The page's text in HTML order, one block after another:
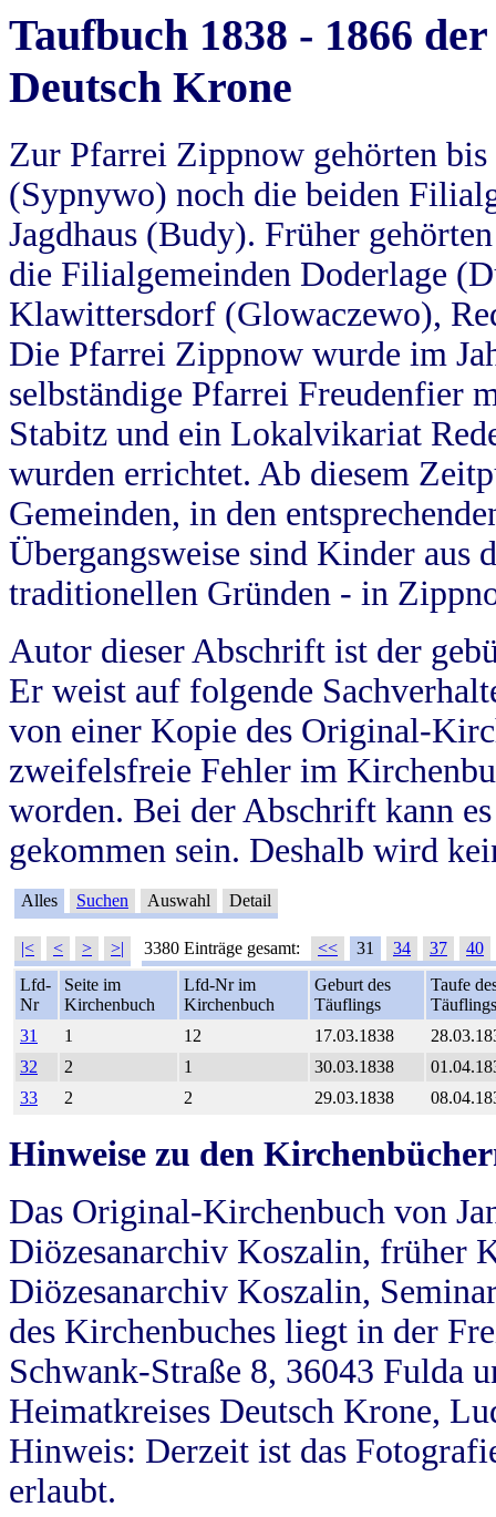
Taufbuch 1838 - 1866
Deutsch Krone
Zur Pfarrei Zippnow gehörten
(Sypnywo) noch die beiden
Jagdhaus (Budy). Früher
die Filialgemeinden Doderlage
Klawittersdorf (Glowaczewo),
Die Pfarrei Zippnow wurde im
selbständige Pfarrei Freudenfier
Stabitz und ein Lokalvikariat
wurden errichtet. Ab diesem
Gemeinden, in den
Übergangsweise sind Kinder aus
traditionellen Gründen - in
Autor dieser Abschrift ist der
Er weist auf folgende
von einer Kopie des Original-
zweifelsfreie Fehler im
worden. Bei der Abschrift kann
gekommen sein. Deshalb wird
Alles Suchen Auswahl Detail
|< < > >| 3380 Einträge gesamt: << 31 34 37
40
Lfd-
Nr
Seite im
Kirchenbuch
Lfd-Nr im
Kirchenbuch
Geburt des
Täuflings
Taufe
Täuflings
31
1 12 17.03.1838
32
2 1 30.03.1838
33
2 2 29.03.1838
Hinweise zu den
Das Original-Kirchenbuch von
Diözesanarchiv Koszalin, früher
Diözesanarchiv Koszalin,
des Kirchenbuches liegt in der
Schwank-Straße 8, 36043 Fulda
Heimatkreises Deutsch Krone,
Hinweis: Derzeit ist das
erlaubt.